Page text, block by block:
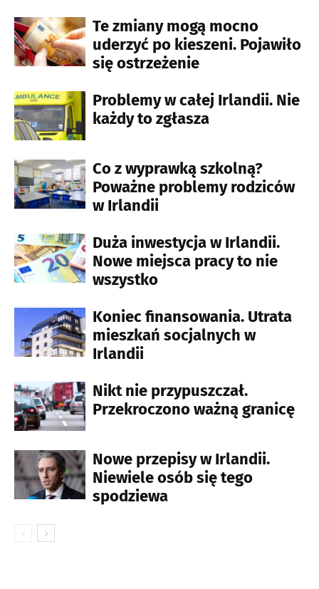
Te zmiany mogą mocno
uderzyć po kieszeni. Pojawiło
się ostrzeżenie
Problemy w całej Irlandii. Nie
każdy to zgłasza
Co z wyprawką szkolną?
Poważne problemy rodziców
w Irlandii
Duża inwestycja w Irlandii.
Nowe miejsca pracy to nie
wszystko
Koniec finansowania. Utrata
mieszkań socjalnych w
Irlandii
Nikt nie przypuszczał.
Przekroczono ważną granicę
Nowe przepisy w Irlandii.
Niewiele osób się tego
spodziewa